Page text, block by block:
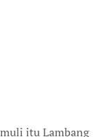
itu Lambang